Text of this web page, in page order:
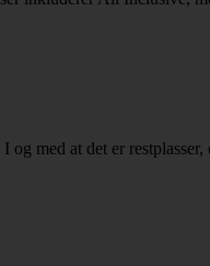
med at det er